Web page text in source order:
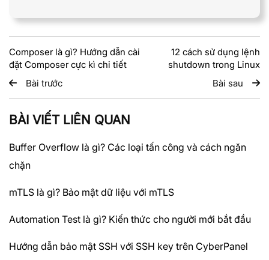
Composer là gì? Hướng dẫn cài
đặt Composer cực kì chi tiết
Bài trước
12 cách sử dụng lệnh
shutdown trong Linux
Bài sau
BÀI VIẾT LIÊN QUAN
Buffer Overflow là gì? Các loại tấn công và cách ngăn
chặn
mTLS là gì? Bảo mật dữ liệu với mTLS
Automation Test là gì? Kiến thức cho người mới bắt đầu
Hướng dẫn bảo mật SSH với SSH key trên CyberPanel